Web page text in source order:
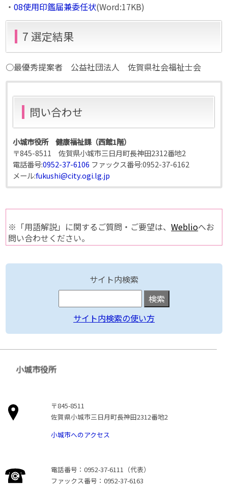
・08使用印鑑届兼委任状(Word:17KB)
7 選定結果
○最優秀提案者 公益社団法人 佐賀県社会福祉士会
問い合わせ
小城市役所 健康福祉課（西館1階）
〒845-8511 佐賀県小城市三日月町長神田2312番地2
電話番号:0952-37-6106 ファックス番号:0952-37-6162
メール:fukushi@city.ogi.lg.jp
※「用語解説」に関するご質問・ご要望は、Weblioへお
問い合わせください。
サイト内検索
サイト内検索の使い方
小城市役所
〒845-8511
佐賀県小城市三日月町長神田2312番地2
小城市へのアクセス
電話番号：0952-37-6111（代表）
ファックス番号：0952-37-6163